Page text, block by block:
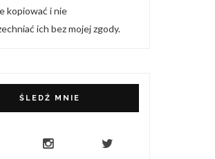
kopiować i nie
ich bez mojej zgody.
ŚLEDŹ MNIE